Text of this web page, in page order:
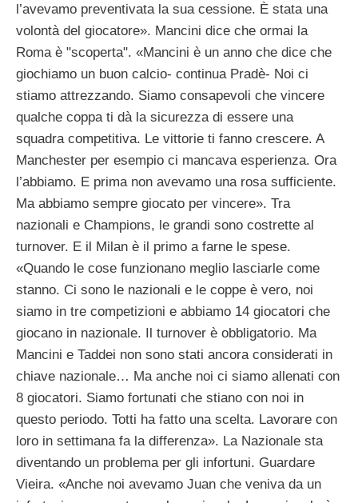
l’avevamo preventivata la sua cessione. È stata una
volontà del giocatore». Mancini dice che ormai la
Roma è "scoperta". «Mancini è un anno che dice che
giochiamo un buon calcio- continua Pradè- Noi ci
stiamo attrezzando. Siamo consapevoli che vincere
qualche coppa ti dà la sicurezza di essere una
squadra competitiva. Le vittorie ti fanno crescere. A
Manchester per esempio ci mancava esperienza. Ora
l’abbiamo. E prima non avevamo una rosa sufficiente.
Ma abbiamo sempre giocato per vincere». Tra
nazionali e Champions, le grandi sono costrette al
turnover. E il Milan è il primo a farne le spese.
«Quando le cose funzionano meglio lasciarle come
stanno. Ci sono le nazionali e le coppe è vero, noi
siamo in tre competizioni e abbiamo 14 giocatori che
giocano in nazionale. Il turnover è obbligatorio. Ma
Mancini e Taddei non sono stati ancora considerati in
chiave nazionale… Ma anche noi ci siamo allenati con
8 giocatori. Siamo fortunati che stiano con noi in
questo periodo. Totti ha fatto una scelta. Lavorare con
loro in settimana fa la differenza». La Nazionale sta
diventando un problema per gli infortuni. Guardare
Vieira. «Anche noi avevamo Juan che veniva da un